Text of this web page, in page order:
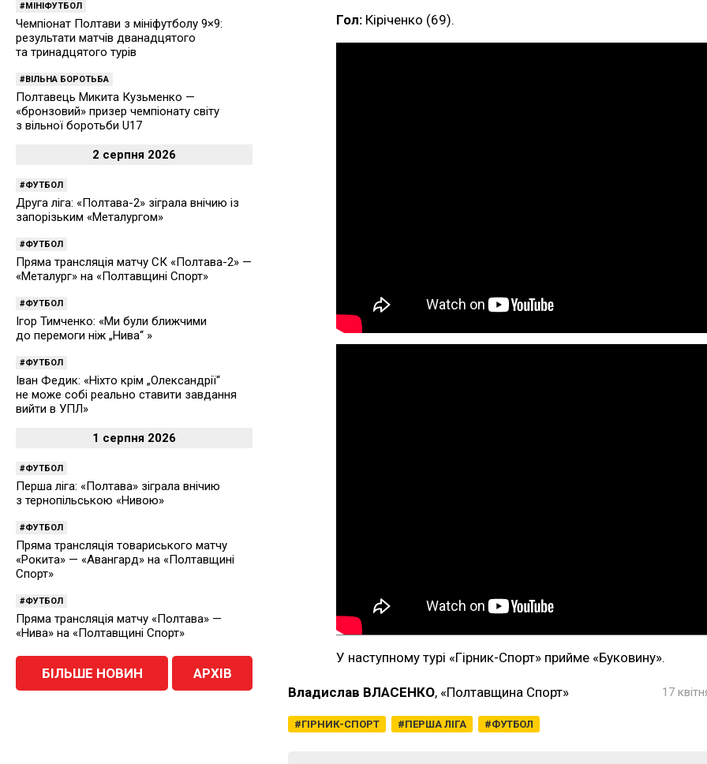
Гол: Кіріченко (69).
У наступному турі «Гірник-Спорт» прийме «Буковину».
Владислав ВЛАСЕНКО, «Полтавщина Спорт»
ГІРНИК-СПОРТ ПЕРША ЛІГА ФУТБОЛ
17
МІНІФУТБОЛ
Чемпіонат Полтави з мініфутболу 9×9:
результати матчів дванадцятого
та тринадцятого турів
ВІЛЬНА БОРОТЬБА
Полтавець Микита Кузьменко —
«бронзовий» призер чемпіонату світу
з вільної боротьби U17
2 серпня 2026
ФУТБОЛ
Друга ліга: «Полтава-2» зіграла внічию із
запорізьким «Металургом»
ФУТБОЛ
Пряма трансляція матчу СК «Полтава-2» —
«Металург» на «Полтавщині Спорт»
ФУТБОЛ
Ігор Тимченко: «Ми були ближчими
до перемоги ніж „Нива“ »
ФУТБОЛ
Іван Федик: «Ніхто крім „Олександрії“
не може собі реально ставити завдання
вийти в УПЛ»
1 серпня 2026
ФУТБОЛ
Перша ліга: «Полтава» зіграла внічию
з тернопільською «Нивою»
ФУТБОЛ
Пряма трансляція товариського матчу
«Рокита» — «Авангард» на «Полтавщині
Спорт»
ФУТБОЛ
Пряма трансляція матчу «Полтава» —
«Нива» на «Полтавщині Спорт»
БІЛЬШЕ НОВИН АРХІВ